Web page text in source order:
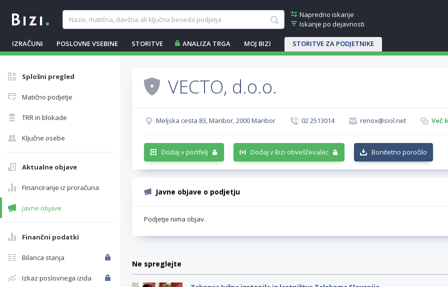
Napredno iskanje
Iskanje po dejavnosti
IZRAČUNI POSLOVNE VSEBINE STORITVE ANALIZA TRGA MOJ BIZI STORITVE ZA PODJETNIKE
Splošni pregled
Matično podjetje
TRR in blokade
Ključne osebe
Aktualne objave
Financiranje iz proračuna
Javne objave
Finančni podatki
Bilanca stanja
Izkaz poslovnega izida
VECTO, d.o.o.
Meljska cesta 83, Maribor, 2000 Maribor 02 2513014 renox@siol.net Več
Dodaj v portfelj Dodaj v Bizi obveščevalec Bonitetno poročilo
Javne objave o podjetju
Podjetje nima objav.
Ne spreglejte